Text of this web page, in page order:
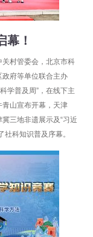
幕！
村管委会，北京市科
府等单位联合主办
学普及周”，在线下主
山宣布开幕，天津
三地非遗展示及“习近
科知识普及序幕。